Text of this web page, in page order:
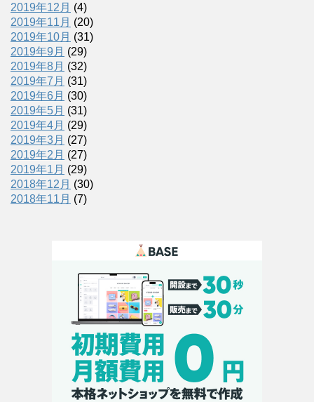
2019年12月 (4)
2019年11月 (20)
2019年10月 (31)
2019年9月 (29)
2019年8月 (32)
2019年7月 (31)
2019年6月 (30)
2019年5月 (31)
2019年4月 (29)
2019年3月 (27)
2019年2月 (27)
2019年1月 (29)
2018年12月 (30)
2018年11月 (7)